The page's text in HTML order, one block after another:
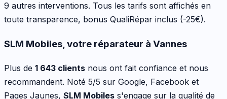
9 autres interventions. Tous les tarifs sont affichés en
toute transparence, bonus QualiRépar inclus (-25€).
SLM Mobiles, votre réparateur à Vannes
Plus de 1 643 clients nous ont fait confiance et nous
recommandent. Noté 5/5 sur Google, Facebook et
Pages Jaunes, SLM Mobiles s'engage sur la qualité de